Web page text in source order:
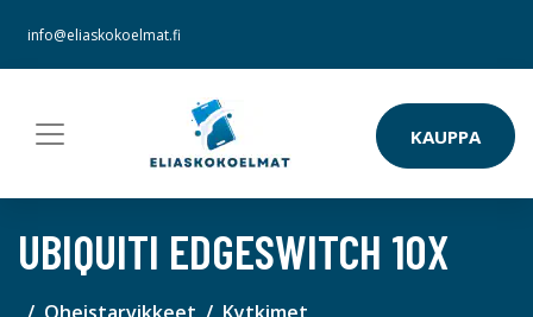
info@eliaskokoelmat.fi
KAUPPA
UBIQUITI EDGESWITCH 10X